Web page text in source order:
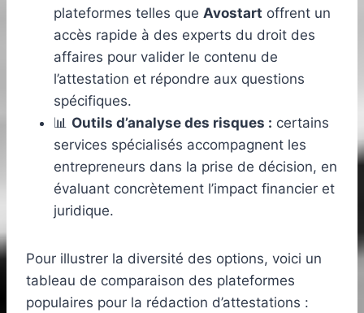
plateformes telles que Avostart offrent un
accès rapide à des experts du droit des
affaires pour valider le contenu de
l’attestation et répondre aux questions
spécifiques.
📊 Outils d’analyse des risques : certains
services spécialisés accompagnent les
entrepreneurs dans la prise de décision, en
évaluant concrètement l’impact financier et
juridique.
Pour illustrer la diversité des options, voici un
tableau de comparaison des plateformes
populaires pour la rédaction d’attestations :